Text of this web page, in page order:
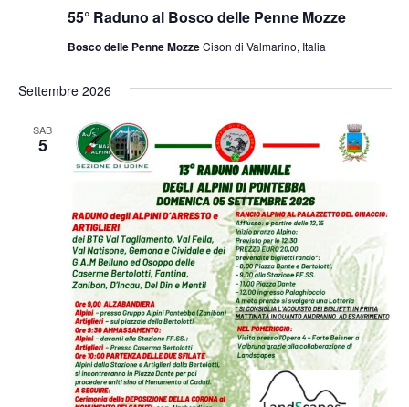
55° Raduno al Bosco delle Penne Mozze
Bosco delle Penne MozzeCison di Valmarino, Italia
Settembre 2026
SAB
5